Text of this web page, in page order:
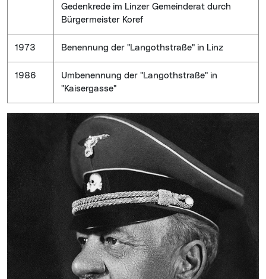
Gedenkrede im Linzer Gemeinderat durch
Bürgermeister Koref
1973 Benennung der "Langothstraße" in Linz
1986
Umbenennung der "Langothstraße" in
"Kaisergasse"